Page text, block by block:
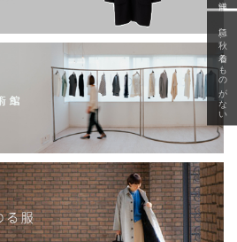
急に秋、着るものがない